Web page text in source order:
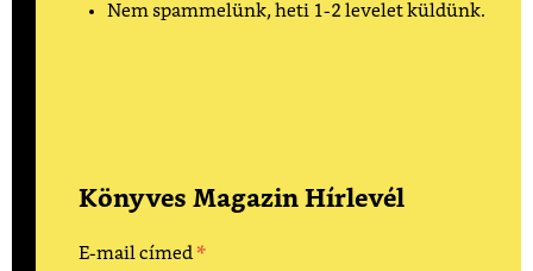
Nem spammelünk, heti 1-2 levelet küldünk.
Könyves Magazin Hírlevél
E-mail címed *